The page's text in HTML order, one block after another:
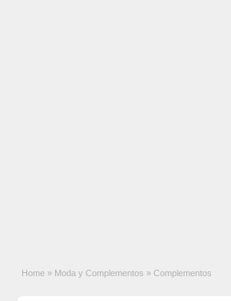
Home » Moda y Complementos » Complementos